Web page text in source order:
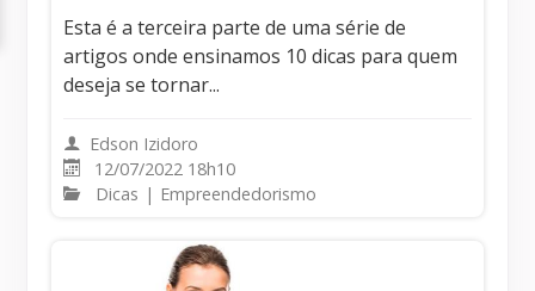
Esta é a terceira parte de uma série de
artigos onde ensinamos 10 dicas para quem
deseja se tornar...
Edson Izidoro
12/07/2022 18h10
Dicas | Empreendedorismo